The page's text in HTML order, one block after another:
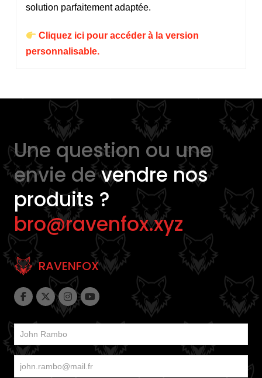
solution parfaitement adaptée.
Cliquez ici pour accéder à la version
personnalisable.
Une question ou une
envie devendre nos
produits ?
bro@ravenfox.xyz
RAVENFOX